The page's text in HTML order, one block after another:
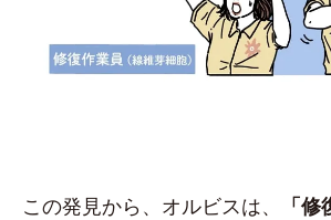
この発見から、オルビスは、
「